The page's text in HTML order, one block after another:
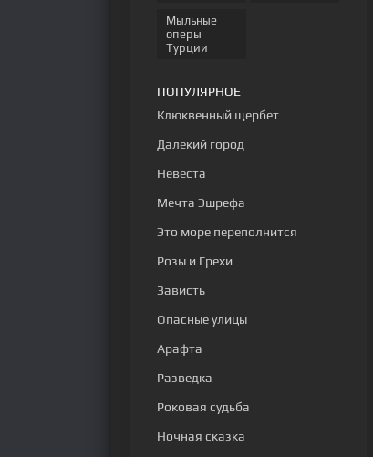
Мыльные
оперы
Турции
ПОПУЛЯРНОЕ
Клюквенный щербет
Далекий город
Невеста
Мечта Эшрефа
Это море переполнится
Розы и Грехи
Зависть
Опасные улицы
Арафта
Разведка
Роковая судьба
Ночная сказка